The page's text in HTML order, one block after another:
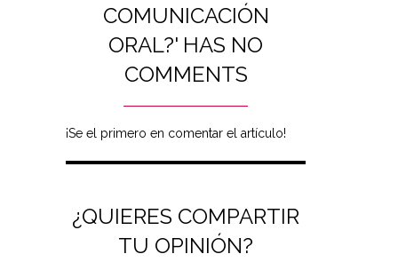
COMUNICACIÓN
ORAL?' HAS NO
COMMENTS
¡Se el primero en comentar el artículo!
¿QUIERES COMPARTIR
TU OPINIÓN?